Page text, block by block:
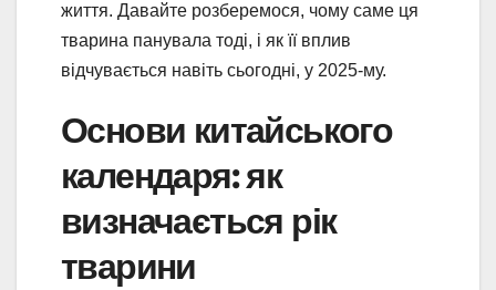
життя. Давайте розберемося, чому саме ця
тварина панувала тоді, і як її вплив
відчувається навіть сьогодні, у 2025-му.
Основи китайського
календаря: як
визначається рік
тварини